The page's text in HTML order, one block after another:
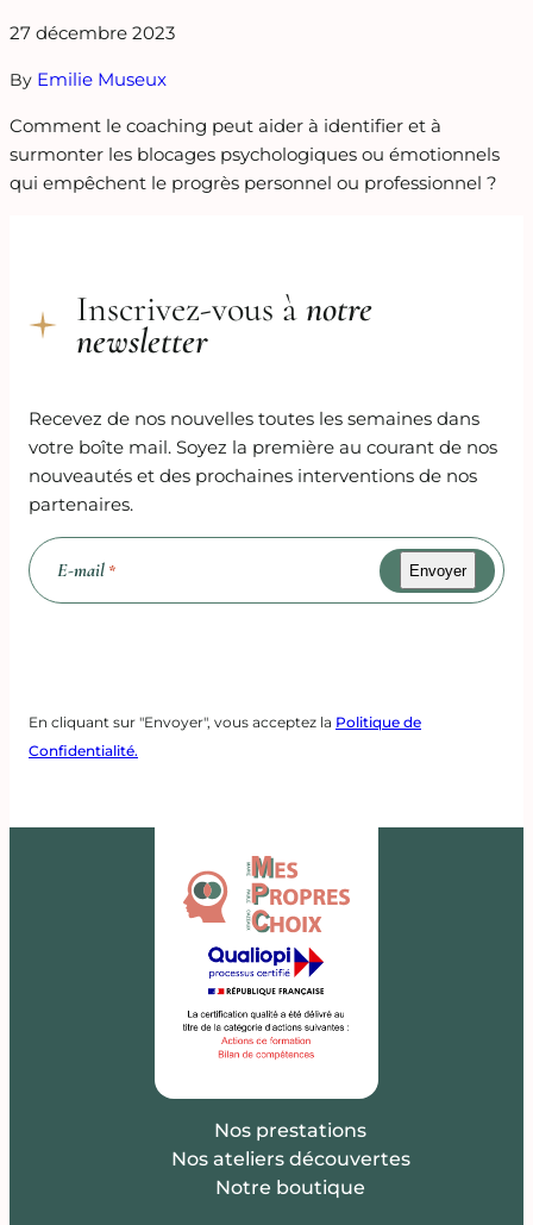
27 décembre 2023
By Emilie Museux
Comment le coaching peut aider à identifier et à
surmonter les blocages psychologiques ou émotionnels
qui empêchent le progrès personnel ou professionnel ?
Inscrivez-vous ànotre
newsletter
Recevez de nos nouvelles toutes les semaines dans
votre boîte mail. Soyez la première au courant de nos
nouveautés et des prochaines interventions de nos
partenaires.
E-mail *
En cliquant sur "Envoyer", vous acceptez la Politique de
Confidentialité.
Nos prestations
Nos ateliers découvertes
Notre boutique